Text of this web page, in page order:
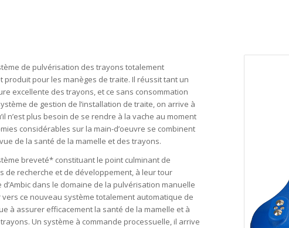
de pulvérisation des trayons totalement
produit pour les manèges de traite. Il réussit tant un
excellente des trayons, et ce sans consommation
de gestion de l’installation de traite, on arrive à
n’est plus besoin de se rendre à la vache au moment
considérables sur la main-d’oeuvre se combinent
de la santé de la mamelle et des trayons.
breveté* constituant le point culminant de
de recherche et de développement, à leur tour
dans le domaine de la pulvérisation manuelle
ce nouveau système totalement automatique de
à assurer efficacement la santé de la mamelle et à
Un système à commande processuelle, il arrive